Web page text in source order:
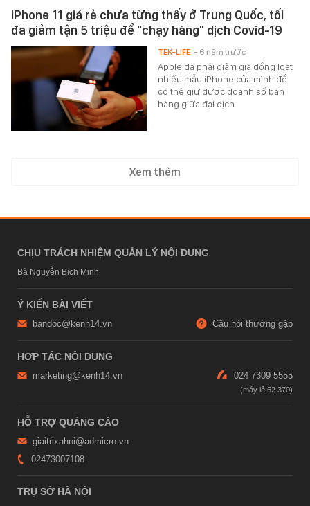
iPhone 11 giá rẻ chưa từng thấy ở Trung Quốc, tối
đa giảm tận 5 triệu để "chạy hàng" dịch Covid-19
Apple đã phải giảm giá đồng loạt
nhiều mẫu iPhone của mình để
có thể giữ được doanh số bán
hàng giữa đại dịch.
TEK-LIFE - 6 năm trước
Xem thêm
CHỊU TRÁCH NHIỆM QUẢN LÝ NỘI DUNG
Bà Nguyễn Bích Minh
Ý KIẾN BÀI VIẾT
bandoc@kenh14.vn Câu hỏi thường gặp
HỢP TÁC NỘI DUNG
marketing@kenh14.vn 024 7309 5555
HỖ TRỢ QUẢNG CÁO
giaitrixahoi@admicro.vn
02473007108
TRỤ SỞ HÀ NỘI